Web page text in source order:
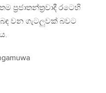
රටෙහි
වන ගැටලුවක් බවට